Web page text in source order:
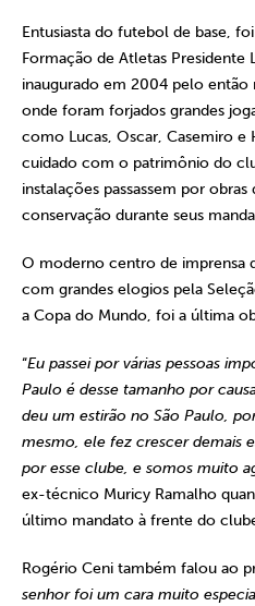
Entusiasta do futebol de base,
Formação de Atletas Presidente
inaugurado em 2004 pelo
onde foram forjados grandes
como Lucas, Oscar, Casemiro e
cuidado com o patrimônio do
instalações passassem por
conservação durante seus
O moderno centro de imprensa
com grandes elogios pela
a Copa do Mundo, foi a última
“Eu passei por várias pessoas
Paulo é desse tamanho por
deu um estirão no São Paulo,
mesmo, ele fez crescer demais
por esse clube, e somos muito
ex-técnico Muricy Ramalho
último mandato à frente do
Rogério Ceni também falou ao
senhor foi um cara muito